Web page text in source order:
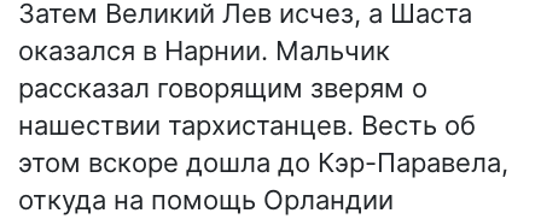
Затем Великий Лев исчез, а Шаста
оказался в Нарнии. Мальчик
рассказал говорящим зверям о
нашествии тархистанцев. Весть об
этом вскоре дошла до Кэр-Паравела,
откуда на помощь Орландии